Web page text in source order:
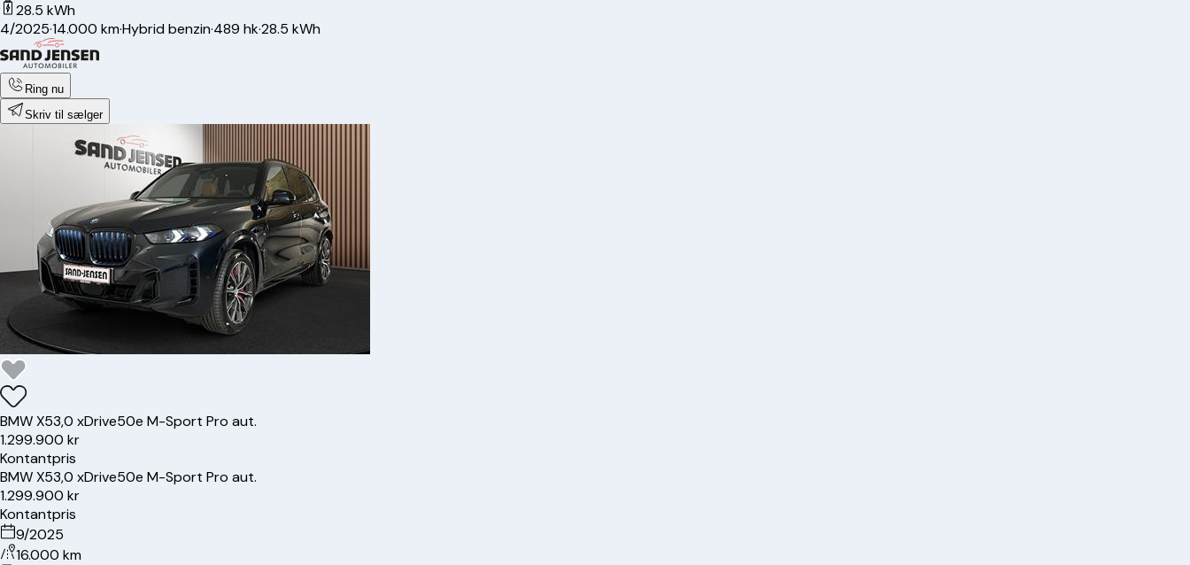
28.5 kWh
4/2025·14.000 km·Hybrid benzin·489 hk·28.5 kWh
Ring nu
Skriv til sælger
BMWX53,0 xDrive50e M-Sport Pro aut.
1.299.900 kr
Kontantpris
BMWX53,0 xDrive50e M-Sport Pro aut.
1.299.900 kr
Kontantpris
9/2025
16.000 km